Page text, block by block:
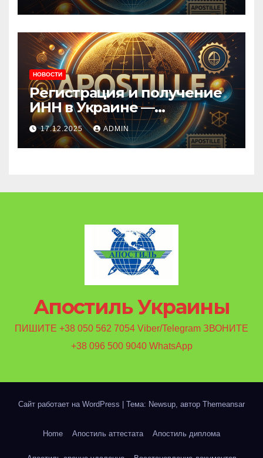
НОВОСТИ
Регистрация и получение
ИНН в Украине —
официально и удалённо.
17.12.2025 ADMIN
Апостиль Украины
ПИШИТЕ +38 050 562 7054 Viber/Telegram ЗВОНИТЕ
+38 096 500 9040 WhatsApp
Сайт работает на WordPress Тема: Newsup, автор Themeansar
Home Апостиль аттестата Апостиль диплома